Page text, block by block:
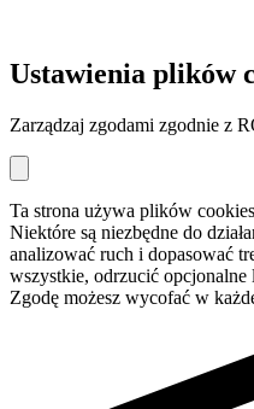
Ustawienia plików
Zarządzaj zgodami zgodnie z
Ta strona używa plików
Niektóre są niezbędne do
analizować ruch i dopasować
wszystkie, odrzucić
Zgodę możesz wycofać w